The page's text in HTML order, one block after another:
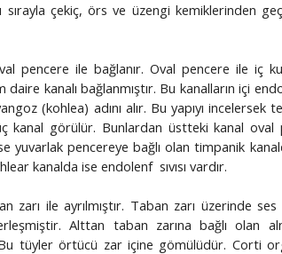
sırayla çekiç, örs ve üzengi kemiklerinden
pencere ile bağlanır. Oval pencere ile iç
kanalı bağlanmıştır. Bu kanalların içi
(kohlea) adını alır. Bu yapıyı incelersek
kanal görülür. Bunlardan üstteki kanal oval
yuvarlak pencereye bağlı olan timpanik
kanalda ise endolenf sıvısı vardır.
zarı ile ayrılmıştır. Taban zarı üzerinde
Alttan taban zarına bağlı olan
Bu tüyler örtücü zar içine gömülüdür. Corti